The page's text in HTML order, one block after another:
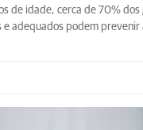
de idade, cerca de 70%
e adequados podem prevenir